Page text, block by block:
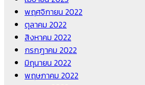
พฤศจิกายน 2022
ตุลาคม 2022
สิงหาคม 2022
กรกฎาคม 2022
มิถุนายน 2022
พฤษภาคม 2022